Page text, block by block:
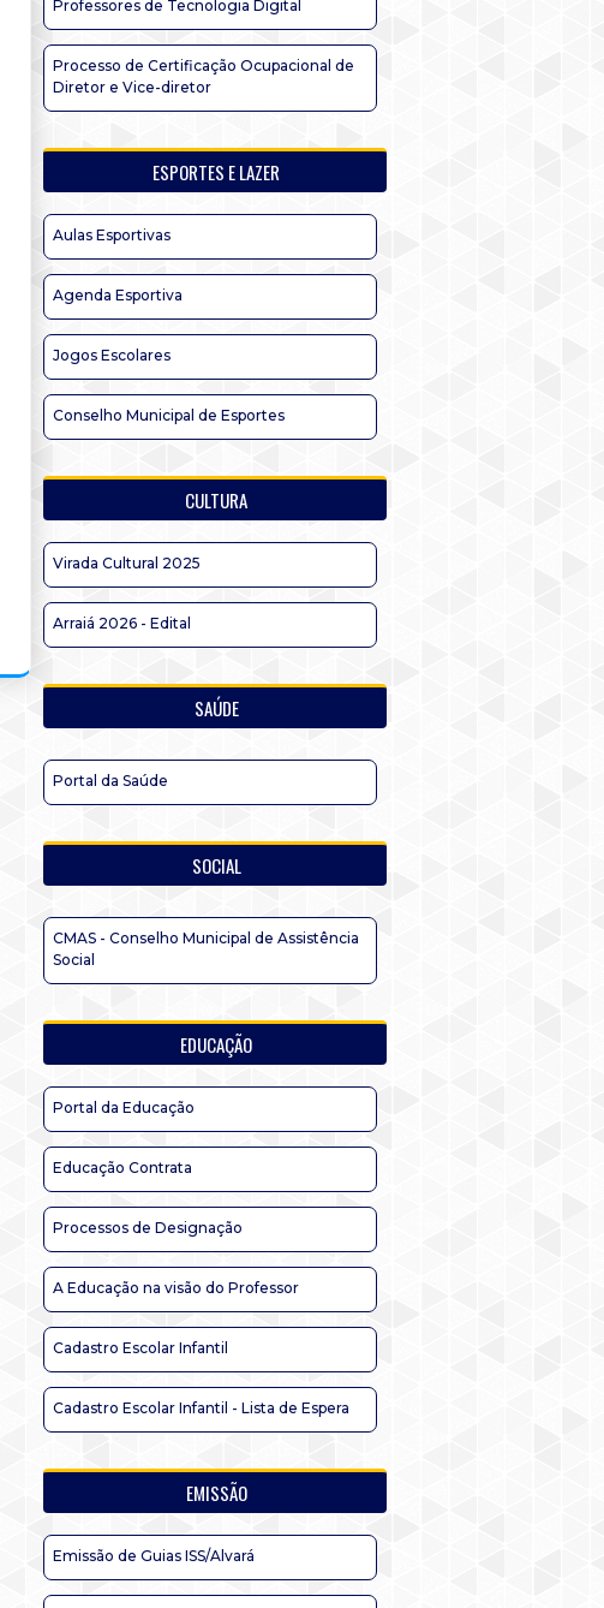
Professores de Tecnologia Digital
Processo de Certificação Ocupacional de
Diretor e Vice-diretor
ESPORTES E LAZER
Aulas Esportivas
Agenda Esportiva
Jogos Escolares
Conselho Municipal de Esportes
CULTURA
Virada Cultural 2025
Arraiá 2026 - Edital
SAÚDE
Portal da Saúde
SOCIAL
CMAS - Conselho Municipal de Assistência
Social
EDUCAÇÃO
Portal da Educação
Educação Contrata
Processos de Designação
A Educação na visão do Professor
Cadastro Escolar Infantil
Cadastro Escolar Infantil - Lista de Espera
EMISSÃO
Emissão de Guias ISS/Alvará